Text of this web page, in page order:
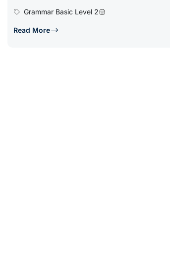
Grammar Basic Level 2
Read More